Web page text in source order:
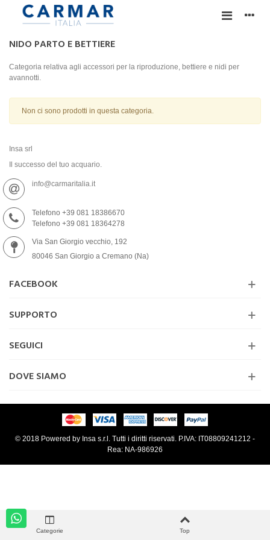
NIDO PARTO E BETTIERE
Categoria relativa agli accessori per la riproduzione, bettiere e nidi per
avannotti.
Non ci sono prodotti in questa categoria.
Insa srl
Il successo del tuo acquario.
info@carmaritalia.it
Telefono +39 081 18386670
Telefono +39 081 18364278
Via San Giorgio vecchio, 192
80046 San Giorgio a Cremano (Na)
FACEBOOK
SUPPORTO
SEGUICI
DOVE SIAMO
© 2018 Powered by Insa s.r.l. Tutti i diritti riservati. P.IVA: IT08809241212 -
Rea: NA-986926
Categorie Top